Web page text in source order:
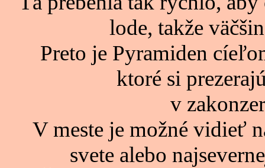
lode, takže
Preto je Pyramiden
ktoré si
v
V meste je možné vidieť
svete alebo